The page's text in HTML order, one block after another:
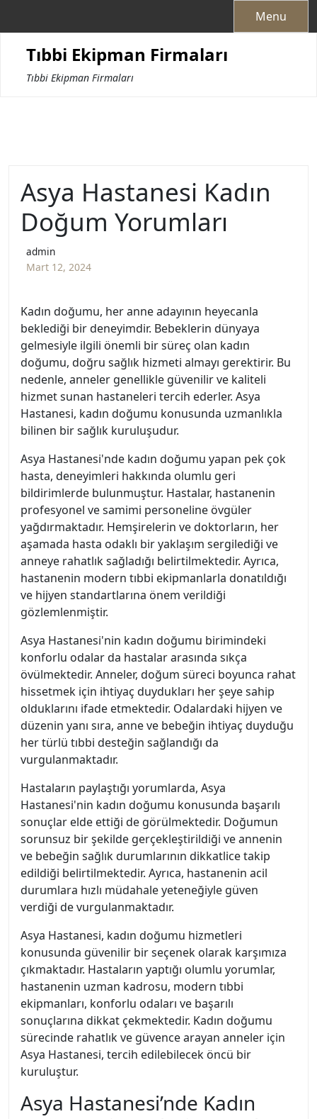
Menu
Tıbbi Ekipman Firmaları
Tıbbi Ekipman Firmaları
Asya Hastanesi Kadın
Doğum Yorumları
admin
Mart 12, 2024
Kadın doğumu, her anne adayının heyecanla
beklediği bir deneyimdir. Bebeklerin dünyaya
gelmesiyle ilgili önemli bir süreç olan kadın
doğumu, doğru sağlık hizmeti almayı gerektirir. Bu
nedenle, anneler genellikle güvenilir ve kaliteli
hizmet sunan hastaneleri tercih ederler. Asya
Hastanesi, kadın doğumu konusunda uzmanlıkla
bilinen bir sağlık kuruluşudur.
Asya Hastanesi'nde kadın doğumu yapan pek çok
hasta, deneyimleri hakkında olumlu geri
bildirimlerde bulunmuştur. Hastalar, hastanenin
profesyonel ve samimi personeline övgüler
yağdırmaktadır. Hemşirelerin ve doktorların, her
aşamada hasta odaklı bir yaklaşım sergilediği ve
anneye rahatlık sağladığı belirtilmektedir. Ayrıca,
hastanenin modern tıbbi ekipmanlarla donatıldığı
ve hijyen standartlarına önem verildiği
gözlemlenmiştir.
Asya Hastanesi'nin kadın doğumu birimindeki
konforlu odalar da hastalar arasında sıkça
övülmektedir. Anneler, doğum süreci boyunca rahat
hissetmek için ihtiyaç duydukları her şeye sahip
olduklarını ifade etmektedir. Odalardaki hijyen ve
düzenin yanı sıra, anne ve bebeğin ihtiyaç duyduğu
her türlü tıbbi desteğin sağlandığı da
vurgulanmaktadır.
Hastaların paylaştığı yorumlarda, Asya
Hastanesi'nin kadın doğumu konusunda başarılı
sonuçlar elde ettiği de görülmektedir. Doğumun
sorunsuz bir şekilde gerçekleştirildiği ve annenin
ve bebeğin sağlık durumlarının dikkatlice takip
edildiği belirtilmektedir. Ayrıca, hastanenin acil
durumlara hızlı müdahale yeteneğiyle güven
verdiği de vurgulanmaktadır.
Asya Hastanesi, kadın doğumu hizmetleri
konusunda güvenilir bir seçenek olarak karşımıza
çıkmaktadır. Hastaların yaptığı olumlu yorumlar,
hastanenin uzman kadrosu, modern tıbbi
ekipmanları, konforlu odaları ve başarılı
sonuçlarına dikkat çekmektedir. Kadın doğumu
sürecinde rahatlık ve güvence arayan anneler için
Asya Hastanesi, tercih edilebilecek öncü bir
kuruluştur.
Asya Hastanesi’nde Kadın